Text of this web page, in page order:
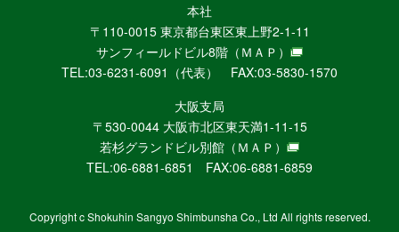
産
業
新
聞
社
ニ
ュ
ー
WEB
本社
〒110-0015 東京都台東区東上野2-1-11
サンフィールドビル8階 （ＭＡＰ）
TEL:03-6231-6091（代表） FAX:03-5830-1570
大阪支局
〒530-0044 大阪市北区東天満1-11-15
若杉グランドビル別館 （ＭＡＰ）
TEL:06-6881-6851 FAX:06-6881-6859
Copyright c Shokuhin Sangyo Shimbunsha Co., Ltd All rights reserved.